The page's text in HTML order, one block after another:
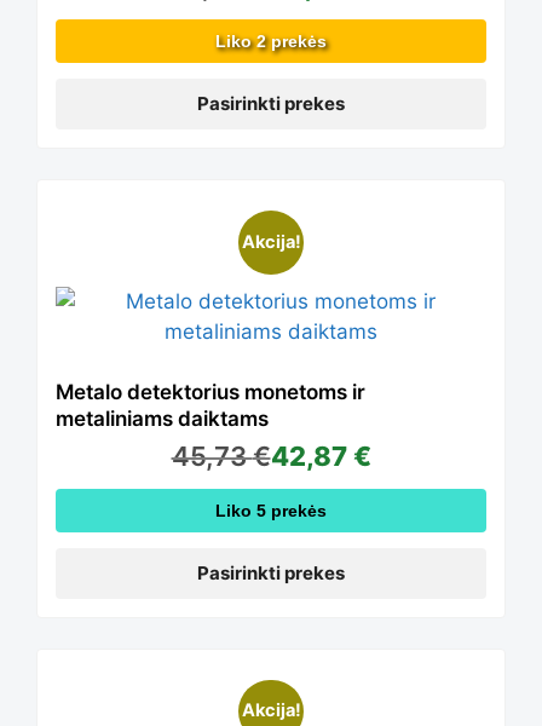
Liko 2 prekės
Pasirinkti prekes
on
product
page
Akcija!
Metalo detektorius monetoms ir
metaliniams daiktams
45,73€42,87€
Liko 5 prekės
Pasirinkti prekes
product
has
multiple
variants.
Akcija!